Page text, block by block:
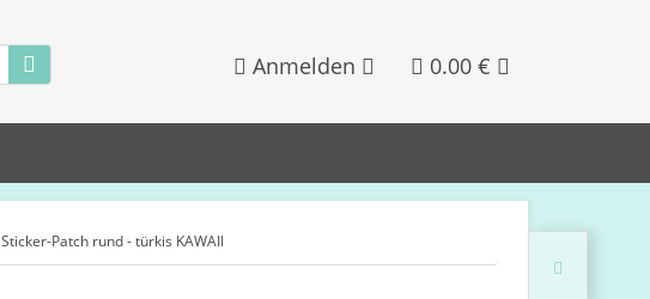
Anmelden 0.00 €
Sticker-Patch rund - türkis KAWAII